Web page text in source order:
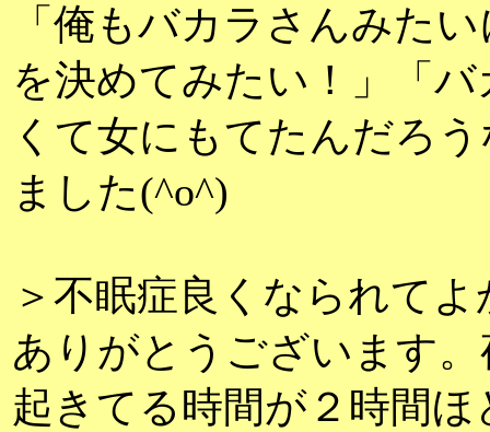
「俺もバカラさんみた
を決めてみたい！」「
くて女にもてたんだろ
ました(^o^)
＞不眠症良くなられて
ありがとうございます
起きてる時間が２時間